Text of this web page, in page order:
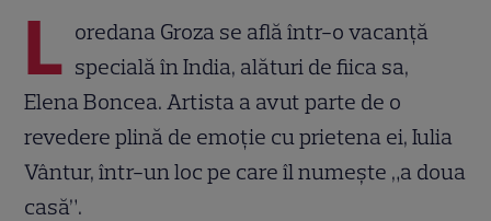
L oredana Groza se află într-o vacanță
specială în India, alături de fiica sa,
Elena Boncea. Artista a avut parte de o
revedere plină de emoție cu prietena ei, Iulia
Vântur, într-un loc pe care îl numește „a doua
casă”.